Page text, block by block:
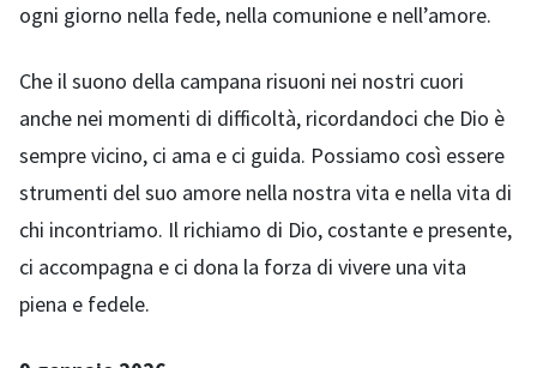
ogni giorno nella fede, nella comunione e nell’amore.
Che il suono della campana risuoni nei nostri cuori
anche nei momenti di difficoltà, ricordandoci che Dio è
sempre vicino, ci ama e ci guida. Possiamo così essere
strumenti del suo amore nella nostra vita e nella vita di
chi incontriamo. Il richiamo di Dio, costante e presente,
ci accompagna e ci dona la forza di vivere una vita
piena e fedele.